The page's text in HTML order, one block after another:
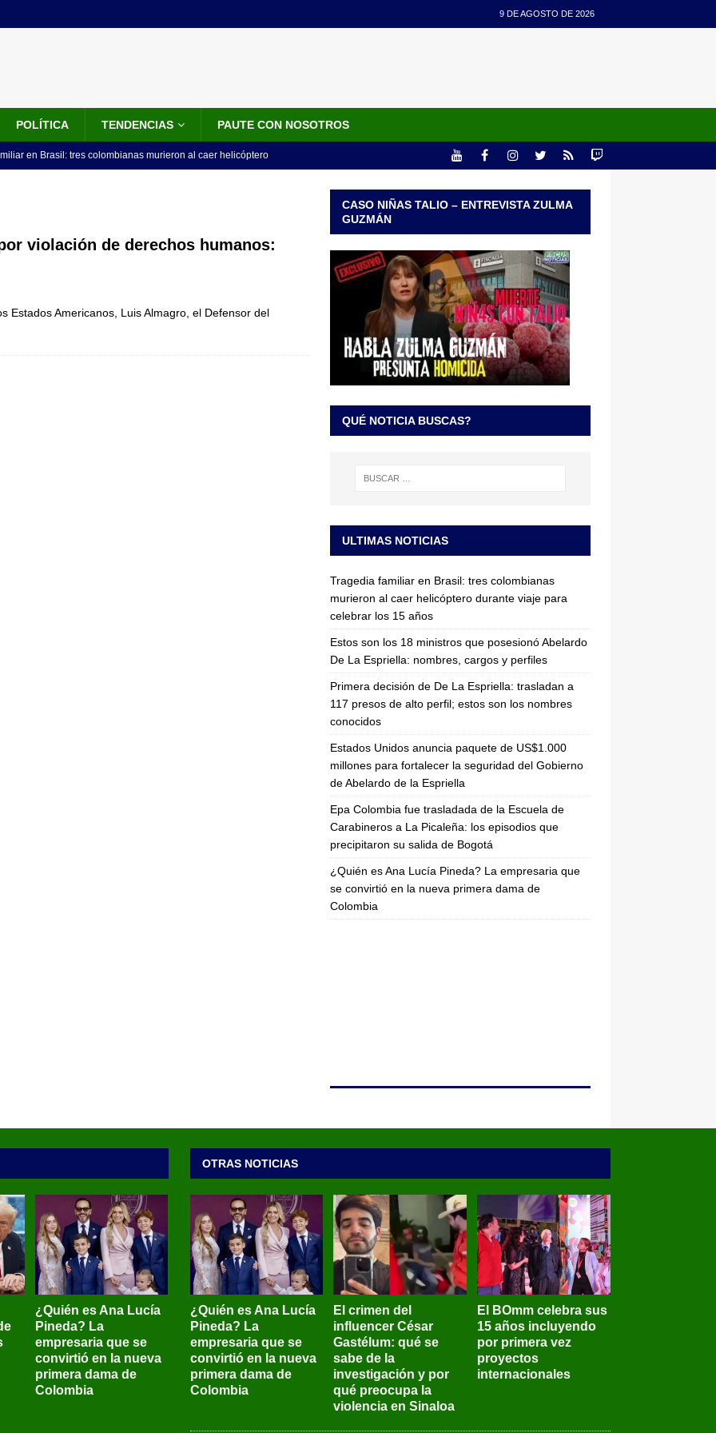
9 DE AGOSTO DE 2026
POLÍTICA TENDENCIAS PAUTE CON NOSOTROS
en Brasil: tres colombianas murieron al caer helicóptero
18 ministros que posesionó Abelardo De La Espriella: nombres,
anuncia paquete de US$1.000 millones para fortalecer la
violación de derechos humanos:
Estados Americanos, Luis Almagro, el Defensor del
CASO NIÑAS TALIO – ENTREVISTA ZULMA
GUZMÁN
QUÉ NOTICIA BUSCAS?
ULTIMAS NOTICIAS
Tragedia familiar en Brasil: tres colombianas
murieron al caer helicóptero durante viaje para
celebrar los 15 años
Estos son los 18 ministros que posesionó Abelardo
De La Espriella: nombres, cargos y perfiles
Primera decisión de De La Espriella: trasladan a
117 presos de alto perfil; estos son los nombres
conocidos
Estados Unidos anuncia paquete de US$1.000
millones para fortalecer la seguridad del Gobierno
de Abelardo de la Espriella
Epa Colombia fue trasladada de la Escuela de
Carabineros a La Picaleña: los episodios que
precipitaron su salida de Bogotá
¿Quién es Ana Lucía Pineda? La empresaria que
se convirtió en la nueva primera dama de
Colombia
¿Quién es Ana Lucía
Pineda? La
empresaria que se
convirtió en la nueva
primera dama de
Colombia
OTRAS NOTICIAS
¿Quién es Ana Lucía
Pineda? La
empresaria que se
convirtió en la nueva
primera dama de
Colombia
El crimen del
influencer César
Gastélum: qué se
sabe de la
investigación y por
qué preocupa la
violencia en Sinaloa
El BOmm celebra sus
15 años incluyendo
por primera vez
proyectos
internacionales